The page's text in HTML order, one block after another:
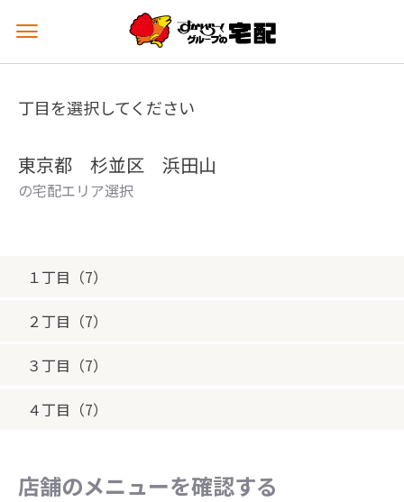
メ
ュ
を
丁目を選択してください
東京都 杉並区 浜田山
の宅配エリア選択
１丁目（7）
２丁目（7）
３丁目（7）
４丁目（7）
店舗のメニューを確認する